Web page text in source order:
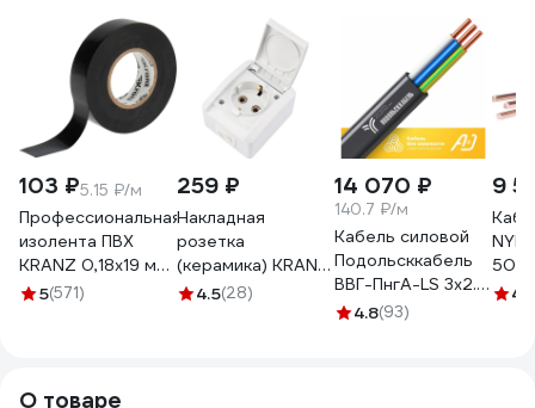
103 ₽5.15 ₽/м
Профессиональная
изолента ПВХ
KRANZ 0,18х19 мм,
20 м, черная KR-
5(571)
259 ₽
Накладная
розетка
(керамика) KRANZ
индастриал, IP54,
4.5(28)
14 070 ₽
140.7 ₽/м
Кабель силовой
Подольсккабель
ВВГ-ПнгА-LS 3х2.5
N,PE 100м. 76061-
4.8(93)
9
NYM
50 м
4.8
О товаре